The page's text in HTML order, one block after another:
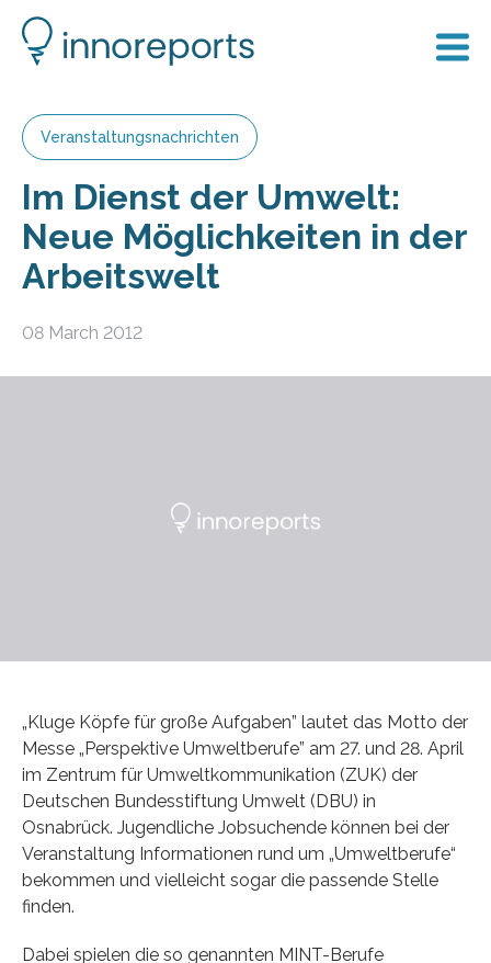
Veranstaltungsnachrichten
Im Dienst der Umwelt:
Neue Möglichkeiten in der
Arbeitswelt
08 March 2012
„Kluge Köpfe für große Aufgaben” lautet das Motto der
Messe „Perspektive Umweltberufe” am 27. und 28. April
im Zentrum für Umweltkommunikation (ZUK) der
Deutschen Bundesstiftung Umwelt (DBU) in
Osnabrück. Jugendliche Jobsuchende können bei der
Veranstaltung Informationen rund um „Umweltberufe“
bekommen und vielleicht sogar die passende Stelle
finden.
Dabei spielen die so genannten MINT-Berufe